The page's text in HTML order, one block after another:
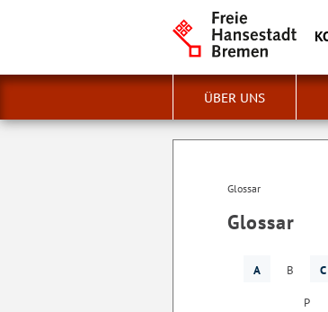
ÜBER UNS
Glossar
Glossar
A B C
P